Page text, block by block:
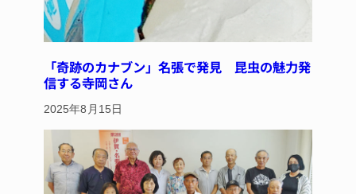
「奇跡のカナブン」名張で発見 昆虫の魅力発
信する寺岡さん
2025年8月15日